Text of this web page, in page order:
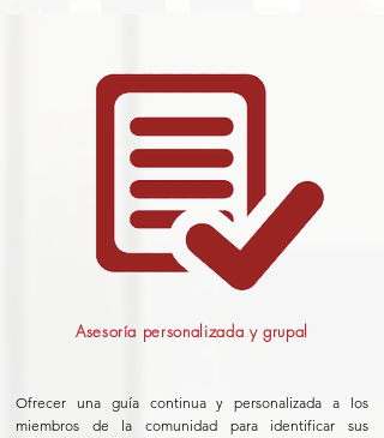
Asesoría personalizada y grupal
Ofrecer una guía continua y personalizada a los
miembros de la comunidad para identificar sus